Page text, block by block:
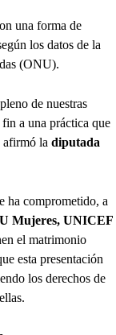
una forma de
los datos de la
(ONU).
pleno de nuestras
a una práctica que
afirmó la diputada
ha comprometido, a
Mujeres, UNICEF
el matrimonio
esta presentación
los derechos de